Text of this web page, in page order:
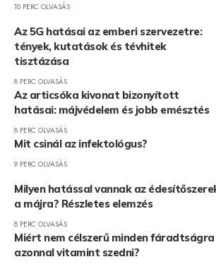
10 PERC OLVASÁS
Az 5G hatásai az emberi szervezetre:
tények, kutatások és tévhitek
tisztázása
8 PERC OLVASÁS
Az articsóka kivonat bizonyított
hatásai: májvédelem és jobb emésztés
8 PERC OLVASÁS
Mit csinál az infektológus?
9 PERC OLVASÁS
Milyen hatással vannak az
a májra? Részletes elemzés
8 PERC OLVASÁS
Miért nem célszerű minden fáradtságra
azonnal vitamint szedni?